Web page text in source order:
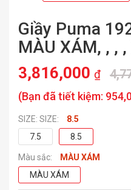
Giầy Puma
MÀU XÁM, , , ,
3,816,000 ₫
(Bạn đã tiết kiệm:
SIZE: SIZE:
8.5
7.5
8.5
Màu sắc:
MÀU XÁM
MÀU XÁM